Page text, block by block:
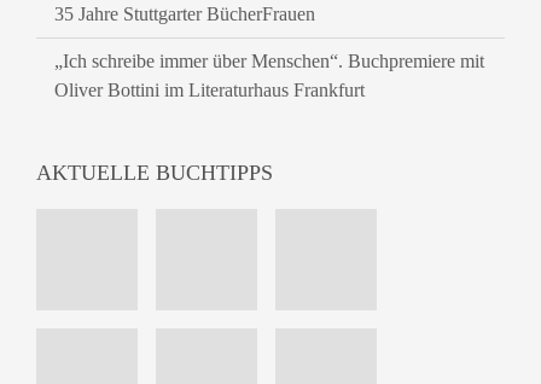
35 Jahre Stuttgarter BücherFrauen
„Ich schreibe immer über Menschen“. Buchpremiere mit
Oliver Bottini im Literaturhaus Frankfurt
AKTUELLE BUCHTIPPS